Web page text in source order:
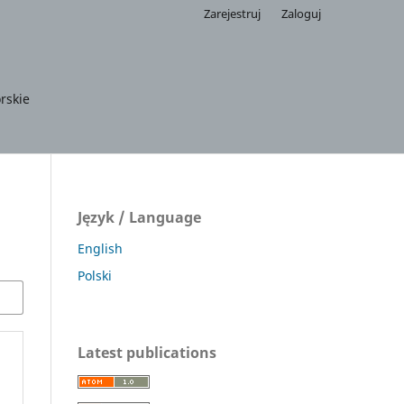
Zarejestruj Zaloguj
Język / Language
English
Polski
Latest publications